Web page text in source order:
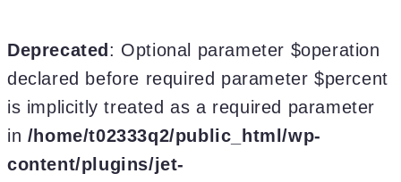
Deprecated : Optional parameter $operation
declared before required parameter $percent
is implicitly treated as a required parameter
in /home/t02333q2/public_html/wp-
content/plugins/jet-